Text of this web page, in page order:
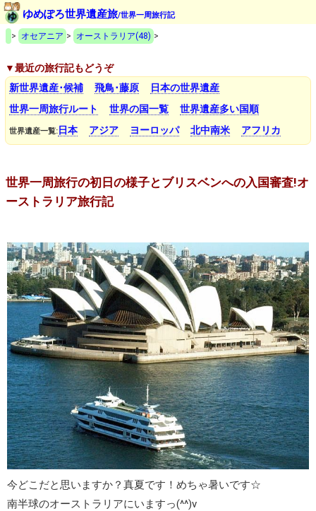
ゆめぽろ世界遺産旅/世界一周旅行記
> オセアニア > オーストラリア(48) >
▼最近の旅行記もどうぞ
新世界遺産･候補
飛鳥･藤原
日本の世界遺産
世界一周旅行ルート
世界の国一覧 世界遺産多い国順
世界遺産一覧: 日本 アジア ヨーロッパ 北中南米 アフリカ
世界一周旅行の初日の様子とブリスベンへの入国審査!オ
ーストラリア旅行記
今どこだと思いますか？真夏です！めちゃ暑いです☆
南半球のオーストラリアにいますっ(^^)v